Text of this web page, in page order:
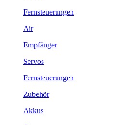
Fernsteuerungen
Air
Empfänger
Servos
Fernsteuerungen
Zubehör
Akkus